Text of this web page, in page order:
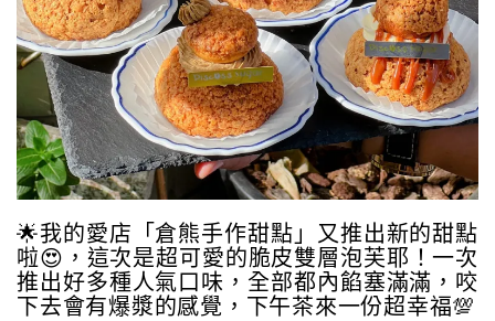
🌟我的愛店「倉熊手作甜點」又推出新的甜點
啦😍，這次是超可愛的脆皮雙層泡芙耶！一次
推出好多種人氣口味，全部都內餡塞滿滿，咬
下去會有爆漿的感覺，下午茶來一份超幸福💯